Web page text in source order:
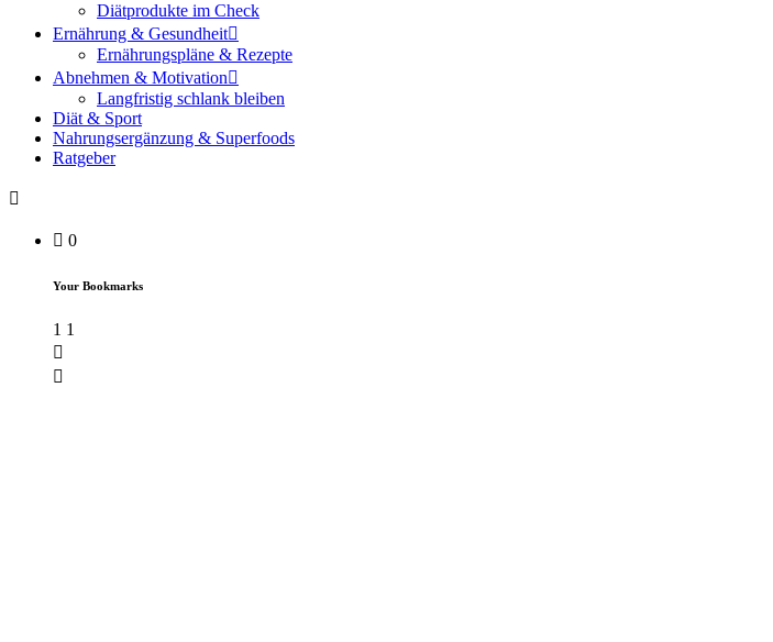
Diätprodukte im Check
Ernährung & Gesundheit
Ernährungspläne & Rezepte
Abnehmen & Motivation
Langfristig schlank bleiben
Diät & Sport
Nahrungsergänzung & Superfoods
Ratgeber
0
Your Bookmarks
1 1